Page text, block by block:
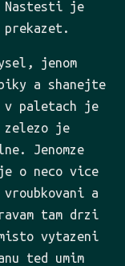
Nastesti je
prekazet.
jenom
a shanejte
v paletach je
zelezo je
Jenomze
o neco vice
a
tam drzi
vytazeni
ted umim